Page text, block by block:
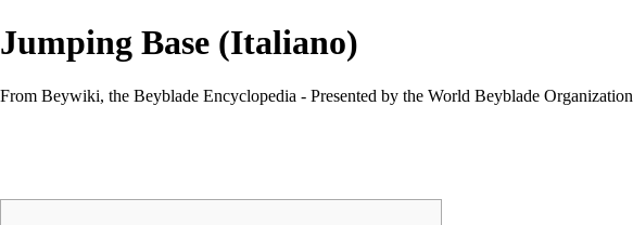
Jumping Base (Italiano)
From Beywiki, the Beyblade Encyclopedia - Presented by the World Beyblade Organization